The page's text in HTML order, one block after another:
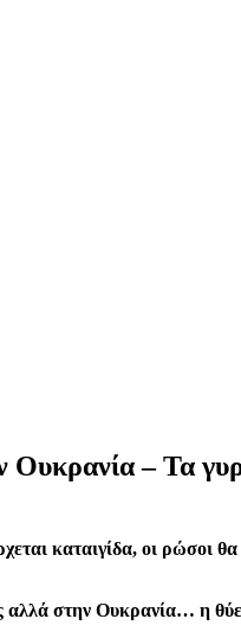
Ουκρανία – Τα
καταιγίδα, οι ρώσοι
αλλά στην Ουκρανία… η